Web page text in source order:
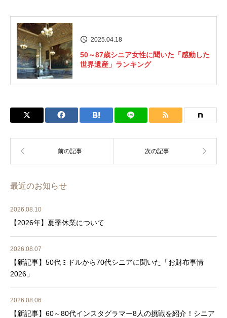
2025.04.18
50～87歳シニア女性に聞いた「感動した
世界遺産」ランキング
最近のお知らせ
2026.08.10
【2026年】夏季休業について
2026.08.07
【新記事】50代ミドルから70代シニアに聞いた「お財布事情
2026」
2026.08.06
【新記事】60～80代インスタグラマー8人の挑戦を紹介！シニア